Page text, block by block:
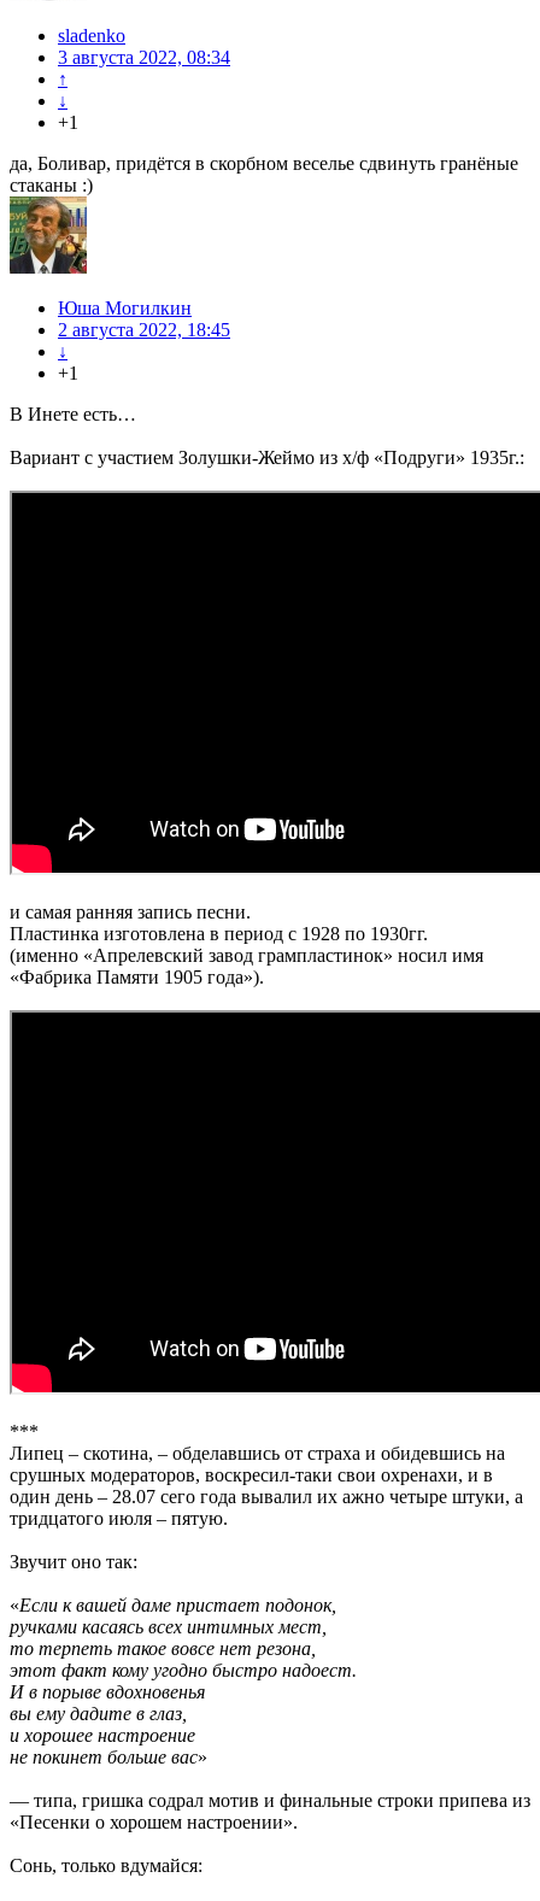
sladenko
3 августа 2022, 08:34
↑
↓
+1
да, Боливар, придётся в скорбном веселье сдвинуть гранёные
стаканы :)
Юша Могилкин
2 августа 2022, 18:45
↓
+1
В Инете есть…
Вариант с участием Золушки-Жеймо из х/ф «Подруги» 1935г.:
и самая ранняя запись песни.
Пластинка изготовлена в период с 1928 по 1930гг.
(именно «Апрелевский завод грампластинок» носил имя
«Фабрика Памяти 1905 года»).
***
Липец – скотина, – обделавшись от страха и обидевшись на
срушных модераторов, воскресил-таки свои охренахи, и в
один день – 28.07 сего года вывалил их ажно четыре штуки, а
тридцатого июля – пятую.
Звучит оно так:
«Если к вашей даме пристает подонок,
ручками касаясь всех интимных мест,
то терпеть такое вовсе нет резона,
этот факт кому угодно быстро надоест.
И в порыве вдохновенья
вы ему дадите в глаз,
и хорошее настроение
не покинет больше вас»
— типа, гришка содрал мотив и финальные строки припева из
«Песенки о хорошем настроении».
Сонь, только вдумайся: